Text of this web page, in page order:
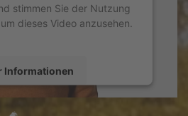
stimmen Sie der Nutzung
dieses Video anzusehen.
Informationen